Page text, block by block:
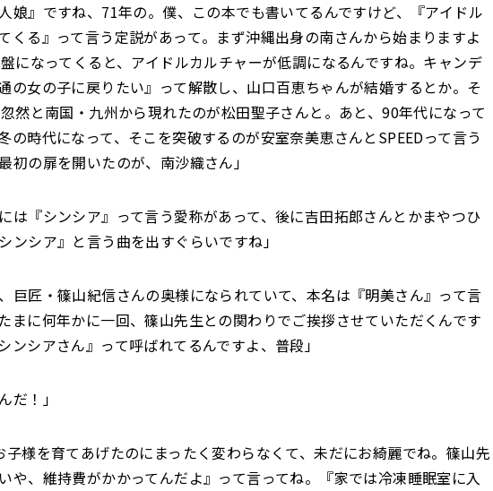
人娘』ですね、71年の。僕、この本でも書いてるんですけど、『アイドル
くる』って言う定説があって。まず沖縄出身の南さんから始まりますよ
になってくると、アイドルカルチャーが低調になるんですね。キャンデ
の女の子に戻りたい』って解散し、山口百恵ちゃんが結婚するとか。そ
然と南国・九州から現れたのが松田聖子さんと。あと、90年代になって
の時代になって、そこを突破するのが安室奈美恵さんとSPEEDって言う
初の扉を開いたのが、南沙織さん」
には『シンシア』って言う愛称があって、後に吉田拓郎さんとかまやつひ
ンシア』と言う曲を出すぐらいですね」
、巨匠・篠山紀信さんの奥様になられていて、本名は『明美さん』って言
まに何年かに一回、篠山先生との関わりでご挨拶させていただくんです
ンシアさん』って呼ばれてるんですよ、普段」
だ！」
子様を育てあげたのにまったく変わらなくて、未だにお綺麗でね。篠山先
や、維持費がかかってんだよ』って言ってね。『家では冷凍睡眠室に入